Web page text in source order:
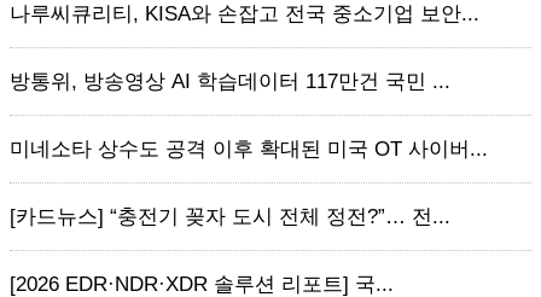
나루씨큐리티, KISA와 손잡고 전국 중소기업 보안...
방통위, 방송영상 AI 학습데이터 117만건 국민 ...
미네소타 상수도 공격 이후 확대된 미국 OT 사이버...
[카드뉴스] “충전기 꽂자 도시 전체 정전?”… 전...
[2026 EDR·NDR·XDR 솔루션 리포트] 국...